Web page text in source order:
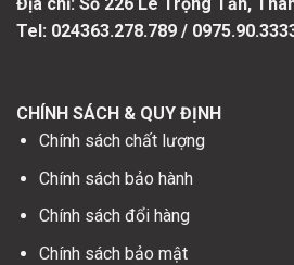
Tel: 024363.278.789 /
CHÍNH SÁCH & QUY ĐỊNH
Chính sách chất lượng
Chính sách bảo hành
Chính sách đổi hàng
Chính sách bảo mật